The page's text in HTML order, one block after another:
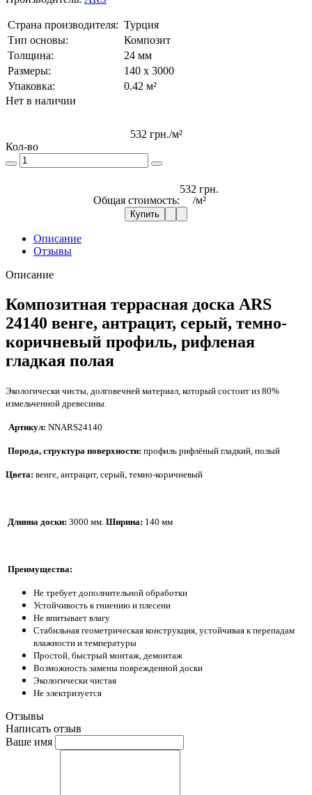
Страна производителя: Турция
Тип основы:
Композит
Толщина:
24 мм
Размеры:
140 x 3000
Упаковка:
0.42 м²
Нет в наличии
532 грн./м²
Кол-во
Общая стоимость:
532 грн.
/м²
Купить
Описание
Отзывы
Описание
Композитная террасная доска ARS
24140 венге, антрацит, серый, темно-
коричневый профиль, рифленая
гладкая полая
Экологически чисты, долговечней материал, который состоит из 80%
измельченной древесины.
Артикул: NNARS24140
Порода, структура поверхности: профиль рифлёный гладкий, полый
Цвета: венге, антрацит, серый, темно-коричневый
Длинна доски: 3000 мм. Ширина: 140 мм
Преимущества:
Не требует дополнительной обработки
Устойчивость к гниению и плесени
Не впитывает влагу
Стабильная геометрическая конструкция, устойчивая к перепадам
влажности и температуры
Простой, быстрый монтаж, демонтаж
Возможность замены поврежденной доски
Экологически чистая
Не электризуется
Отзывы
Написать отзыв
Ваше имя